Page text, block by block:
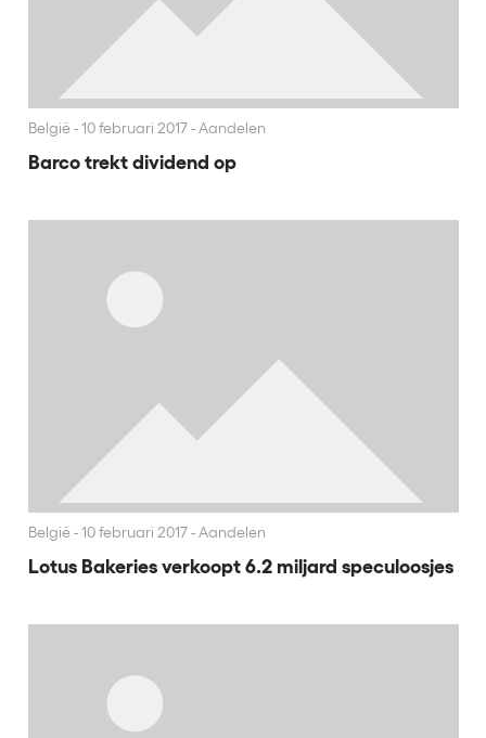
België 10 februari 2017 - Aandelen
Barco trekt dividend op
België 10 februari 2017 - Aandelen
Lotus Bakeries verkoopt 6.2 miljard speculoosjes